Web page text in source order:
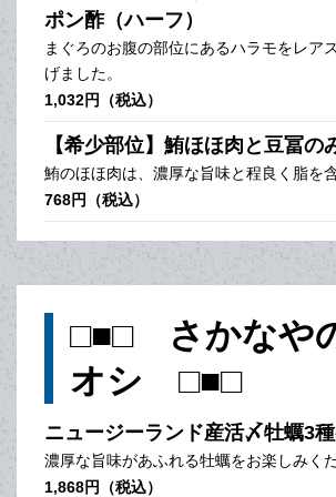
ポン酢（ハーフ）
まぐろのお腹の部位にあるハラモをレア
げました。
1,032円（税込）
【希少部位】鮪ほほ肉と豆冨の
鮪のほほ肉は、濃厚な旨味と程良く脂を
768円（税込）
□■□ さかなや
オシ □■□
ニュージーランド産活〆牡蠣3
濃厚な旨味があふれる牡蠣をお楽しみくだ
1,868円（税込）